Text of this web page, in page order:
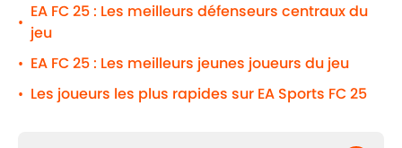
•
EA FC 25 : Les meilleurs défenseurs centraux du
jeu
• EA FC 25 : Les meilleurs jeunes joueurs du jeu
• Les joueurs les plus rapides sur EA Sports FC 25